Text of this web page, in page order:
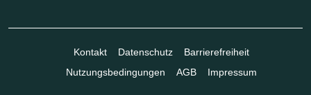
Kontakt Datenschutz
Barrierefreiheit
Nutzungsbedingungen
AGB Impressum